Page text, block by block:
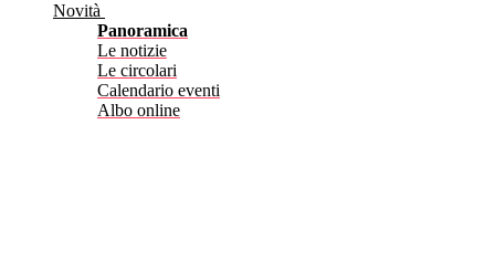
Novità
Panoramica
Le notizie
Le circolari
Calendario eventi
Albo online